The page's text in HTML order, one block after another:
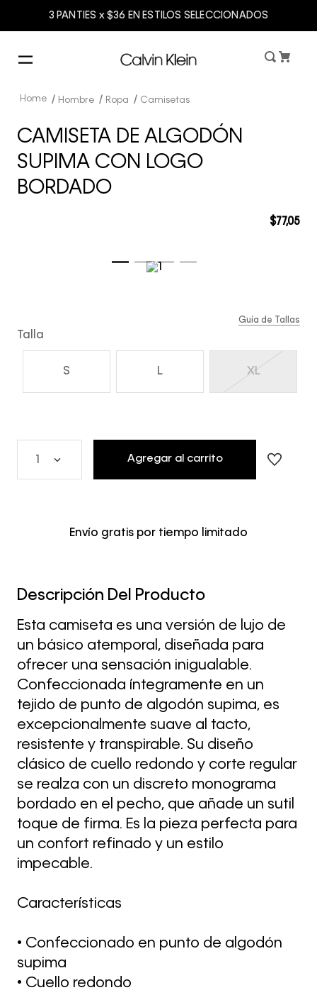
3 PANTIES x $36 EN ESTILOS SELECCIONADOS
Hombre Ropa Camisetas
CAMISETA DE ALGODÓN
SUPIMA CON LOGO
BORDADO
$77,05
Talla
S L XL
Guía de Tallas
Agregar al carrito
Envío gratis por tiempo limitado
Descripción Del Producto
Esta camiseta es una versión de lujo de
un básico atemporal, diseñada para
ofrecer una sensación inigualable.
Confeccionada íntegramente en un
tejido de punto de algodón supima, es
excepcionalmente suave al tacto,
resistente y transpirable. Su diseño
clásico de cuello redondo y corte regular
se realza con un discreto monograma
bordado en el pecho, que añade un sutil
toque de firma. Es la pieza perfecta para
un confort refinado y un estilo
impecable.
Características
• Confeccionado en punto de algodón
supima
• Cuello redondo